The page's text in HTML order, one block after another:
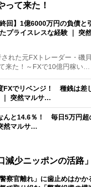
って来た！
終回】1億6000万円の負債と
プライスレスな経験 ｜ 突
れた元FXトレーダー・磯
来た！～FXで10億円稼い…
FXでリベンジ！ 種銭は差
｜ 突然マルサ…
んと14.6％！ 毎日5万円超
然マルサ…
減少ニッポンの活路」
警察官離れ」に歯止めはか